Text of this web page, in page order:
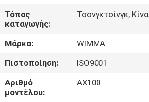
ΣΧΕΤΙΚΆ
ΜΕ
ΕΜΆΣ
ΕΠΙΣΚΕΨΉ
ΕΡΓΟΣΤΑΣΊΟΥ
Τόπος
καταγωγής:
Τσονγκτσίνγκ, Κίνα
Μάρκα:
WIMMA
Πιστοποίηση:
ISO9001
Αριθμό
μοντέλου:
AX100